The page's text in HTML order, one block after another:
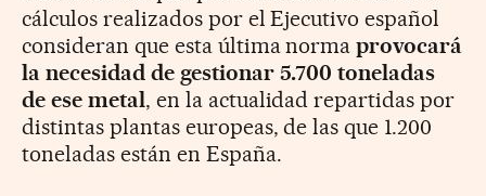
cálculos realizados por el Ejecutivo español
consideran que esta última normaprovocará
la necesidad de gestionar 5.700 toneladas
de ese metal, en la actualidad repartidas por
distintas plantas europeas, de las que 1.200
toneladas están en España.